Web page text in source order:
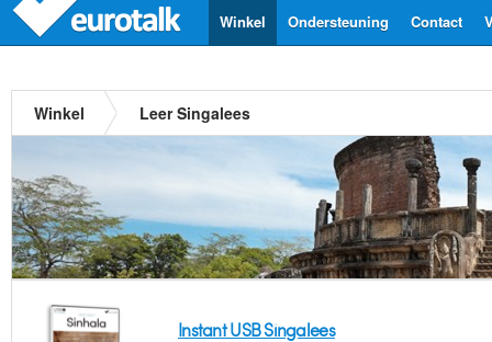
Contact
Ondersteuning
Winkel
Winkel Leer Singalees
Instant USB Singalees